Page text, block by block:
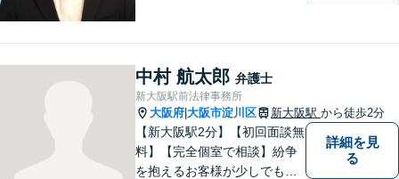
中村 航太郎 弁護士
新大阪駅前法律事務所
大阪府 大阪市淀川区 新大阪駅 から徒歩2分
【新大阪駅2分】【初回面談無
料】【完全個室で相談】紛争
を抱えるお客様が少しでも早
詳細を見
る